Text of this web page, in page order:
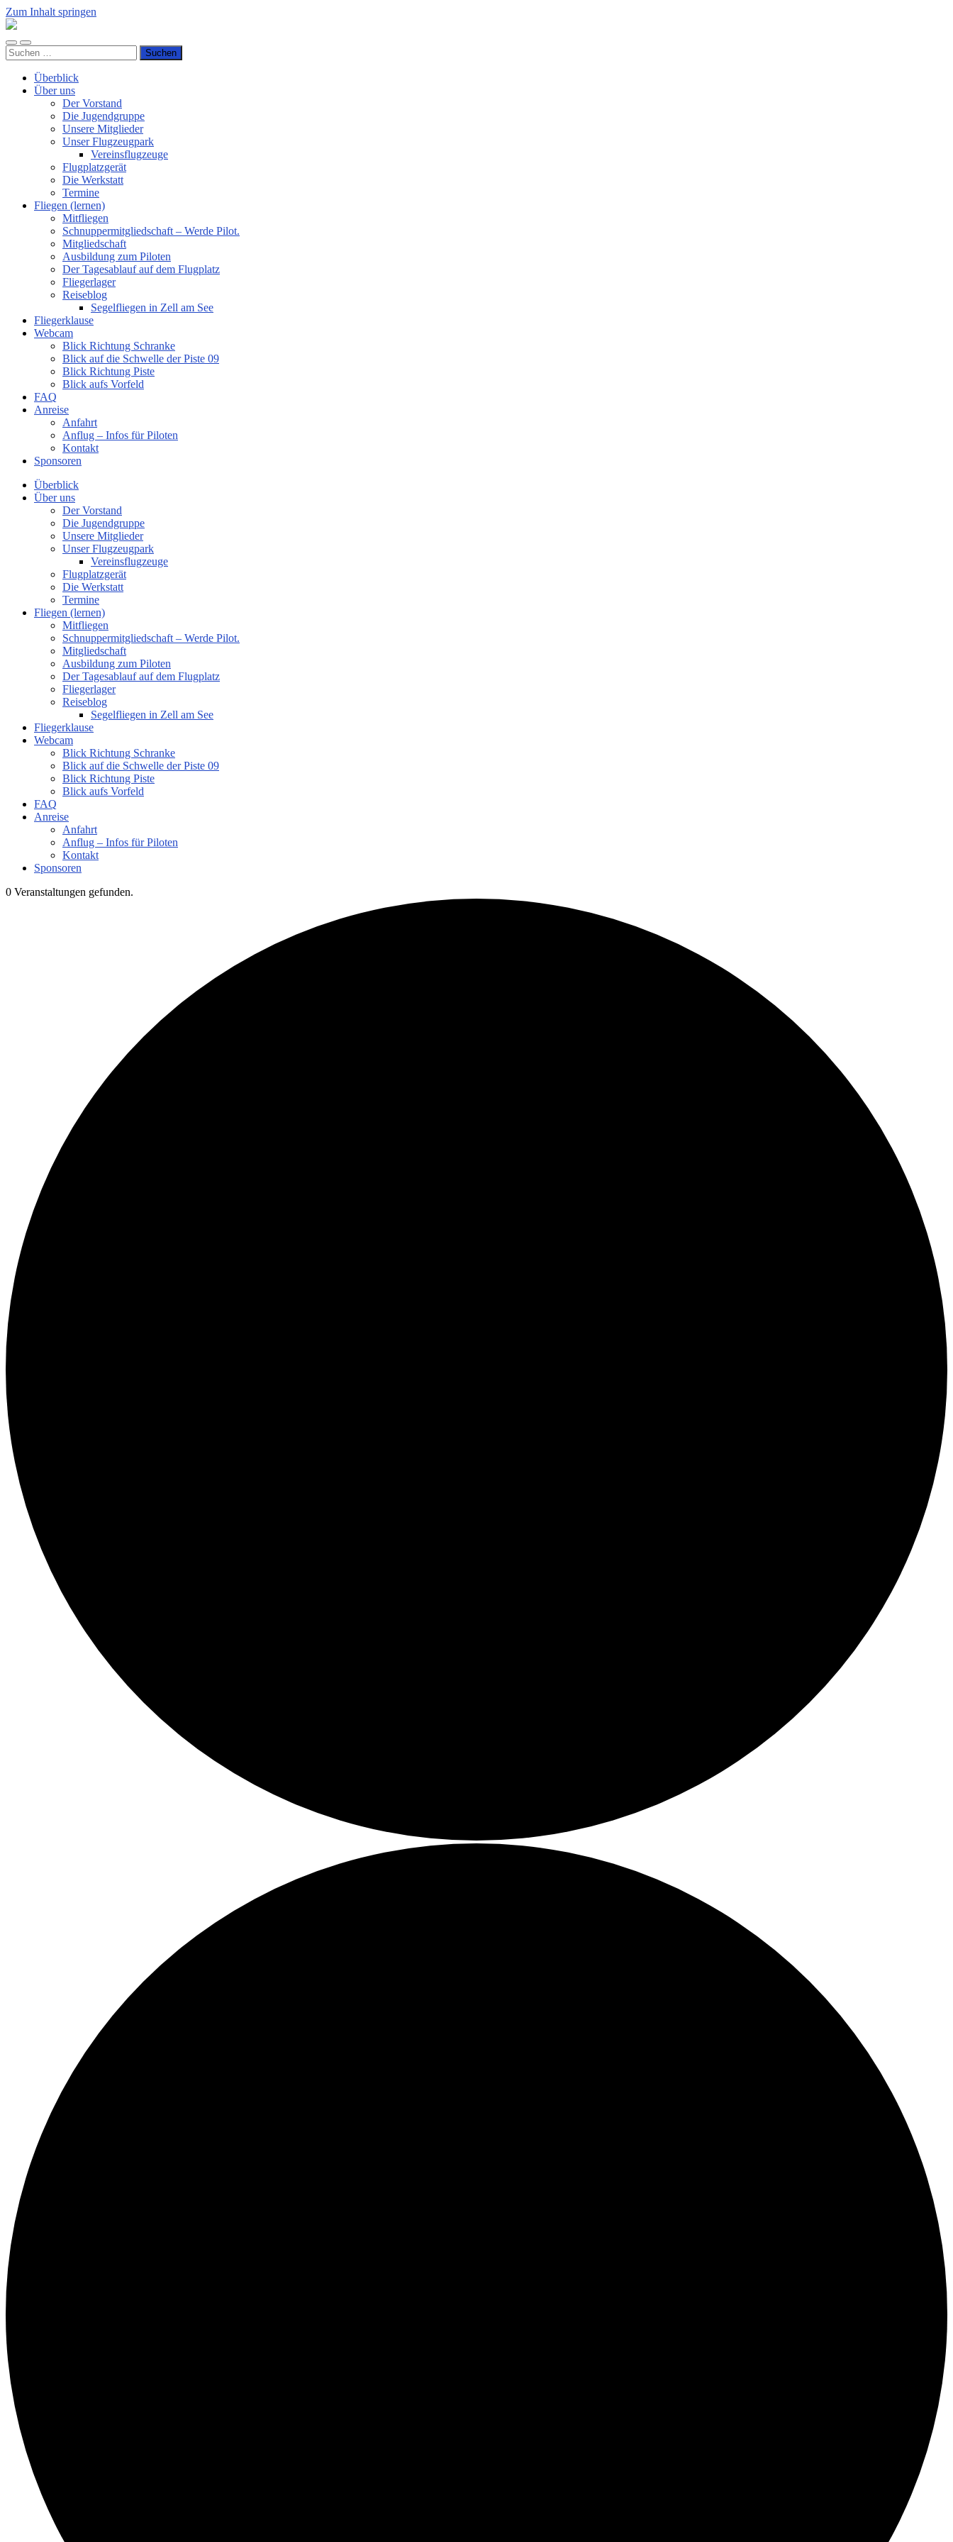
Zum Inhalt springen
Luftsportverein
e.V.
Mobile-
Menü
Suchfeld
ein-/ausblenden
Suchen
nach:
Überblick
Über uns
Der Vorstand
Die Jugendgruppe
Unsere Mitglieder
Unser Flugzeugpark
Vereinsflugzeuge
Flugplatzgerät
Die Werkstatt
Termine
Fliegen (lernen)
Mitfliegen
Schnuppermitgliedschaft – Werde Pilot.
Mitgliedschaft
Ausbildung zum Piloten
Der Tagesablauf auf dem Flugplatz
Fliegerlager
Reiseblog
Segelfliegen in Zell am See
Fliegerklause
Webcam
Blick Richtung Schranke
Blick auf die Schwelle der Piste 09
Blick Richtung Piste
Blick aufs Vorfeld
FAQ
Anreise
Anfahrt
Anflug – Infos für Piloten
Kontakt
Sponsoren
Überblick
Über uns
Der Vorstand
Die Jugendgruppe
Unsere Mitglieder
Unser Flugzeugpark
Vereinsflugzeuge
Flugplatzgerät
Die Werkstatt
Termine
Fliegen (lernen)
Mitfliegen
Schnuppermitgliedschaft – Werde Pilot.
Mitgliedschaft
Ausbildung zum Piloten
Der Tagesablauf auf dem Flugplatz
Fliegerlager
Reiseblog
Segelfliegen in Zell am See
Fliegerklause
Webcam
Blick Richtung Schranke
Blick auf die Schwelle der Piste 09
Blick Richtung Piste
Blick aufs Vorfeld
FAQ
Anreise
Anfahrt
Anflug – Infos für Piloten
Kontakt
Sponsoren
0 Veranstaltungen gefunden.